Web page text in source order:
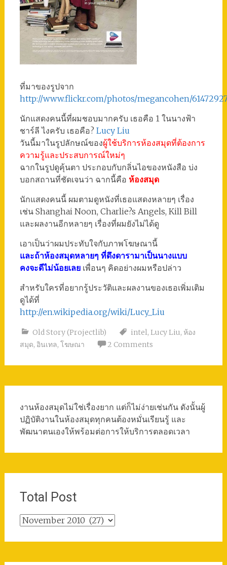
ที่มาของรูปจาก
http://www.flickr.com/photos/megancohen/
นักแสดงคนนี้ที่ผมชอบมากครับ เธอคือ 1 ในนางฟ้า
ชาร์ลี ไงครับ เธอคือ? Lucy Liu
วันนี้มาในรูปลักษณ์ของผู้ใช้บริการห้องสมุดที่ต้องการ
ความรู้และประสบการณ์ใหม่ๆ
ฉากในรูปดูคุ้นตา ประกอบกับกลิ่นไอของหนังสือ บ่ง
บอกสถานที่ชัดเจนว่า ฉากนี้คือ ห้องสมุด
นักแสดงคนนี้ ผมตามดูหนังที่เธอแสดงหลายๆ เรื่อง
เช่น Shanghai Noon, Charlie?s Angels, Kill Bill
และผลงานอีกหลายๆ เรื่องที่ผมยังไม่ได้ดู
เอาเป็นว่าผมประทับใจกับภาพโฆษณานี้
และถ้าห้องสมุดหลายๆ ที่ดึงดารามาเป็นนางแบบ
คงจะดีไม่น้อยเลยเพื่อนๆ คิดอย่างผมหรือปล่าว
สำหรับใครที่อยากรู้ประวัติและผลงานของเธอเพิ่มเติม
ดูได้ที่
http://en.wikipedia.org/wiki/Lucy_Liu
Old Story (Projectlib) intel, Lucy Liu, ห้อง
สมุด, อินเทล, โฆษณา 2 Comments
งานห้องสมุดไม่ใช่เรื่องยาก แต่ก็ไม่ง่ายเช่นกัน ดังนั้นผู้
ปฏิบัติงานในห้องสมุดทุกคนต้องหมั่นเรียนรู้ และ
พัฒนาตนเองให้พร้อมต่อการให้บริการตลอดเวลา
Total Post
Total